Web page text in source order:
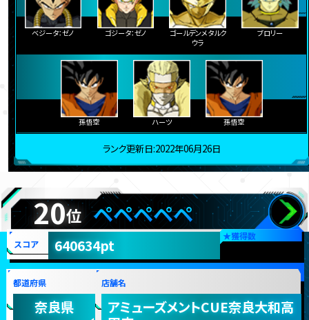
ベジータ：ゼノ ゴジータ：ゼノ
ゴールデンメタルク
ウラ
ブロリー
孫悟空 ハーツ 孫悟空
ランク更新日:2022年06月26日
20位 ペペペペペ
★獲得数
スコア 640634pt
都道府県
奈良県
店舗名
アミューズメントCUE奈良大和高